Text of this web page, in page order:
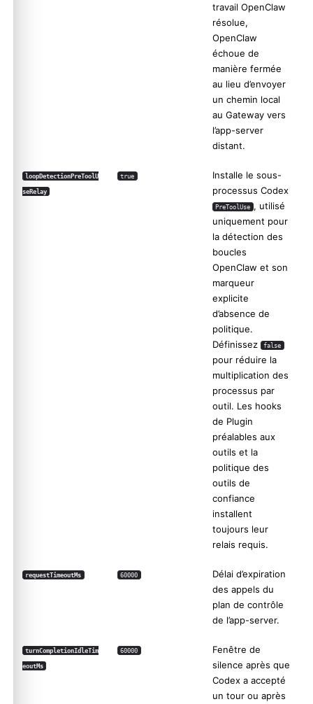
travail OpenClaw
résolue,
OpenClaw
échoue de
manière fermée
au lieu d’envoyer
un chemin local
au Gateway vers
l’app-server
distant.
loopDetectionPreToolU
seRelay
true
Installe le sous-
processus Codex
PreToolUse , utilisé
uniquement pour
la détection des
boucles
OpenClaw et son
marqueur
explicite
d’absence de
politique.
Définissez
false
pour réduire la
multiplication des
processus par
outil. Les hooks
de Plugin
préalables aux
outils et la
politique des
outils de
confiance
installent
toujours leur
relais requis.
requestTimeoutMs 60000
Délai d’expiration
des appels du
plan de contrôle
de l’app-server.
turnCompletionIdleTim
eoutMs
60000
Fenêtre de
silence après que
Codex a accepté
un tour ou après